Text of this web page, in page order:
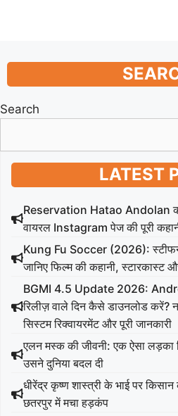
Search
LATEST
Reservation Hatao Andolan
वायरल Instagram पेज की पूरी
Kung Fu Soccer (2026): स्टीफन
जानिए फिल्म की कहानी, स्टारकास्ट
BGMI 4.5 Update 2026:
रिलीज़ वाले दिन कैसे डाउनलोड करें?
सिस्टम रिक्वायरमेंट और पूरी जानकारी
एलन मस्क की जीवनी: एक ऐसा लड़का
उसने दुनिया बदल दी
धीरेंद्र कृष्ण शास्त्री के भाई पर किसान
छतरपुर में मचा हड़कंप